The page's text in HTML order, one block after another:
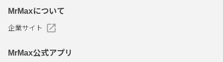
MrMaxについて
企業サイト
MrMax公式アプリ